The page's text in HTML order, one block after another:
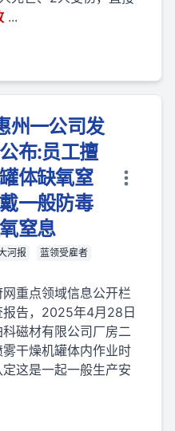
...
州一公司发
布:员工擅
体缺氧窒
一般防毒
窒息
河报
蓝领受雇者
重点领域信息公开栏
报告，2025年4月28日
磁材有限公司厂房二
干燥机罐体内作业时
这是一起一般生产安